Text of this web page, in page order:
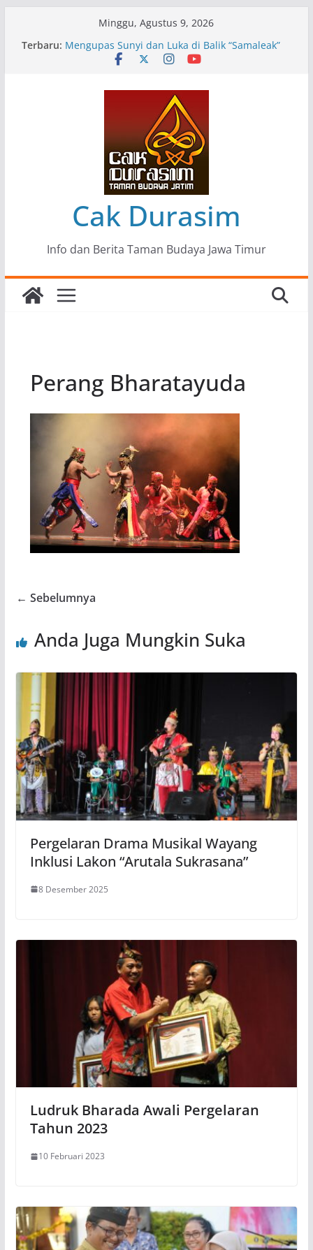
Minggu, Agustus 9, 2026
Terbaru: Pameran Lukisan Komunitas Patria Seni Rupa
Kota Blitar : Ketika “Bergerak” Menjadi Mantra
Mengupas Sunyi dan Luka di Balik “Samaleak”
Menjaga Marwah Seni dan Budaya: Catatan
Kunjungan Kerja Ir. Bambang Haryo Soekartono
(BHS) Anggota DPR RI ke Taman Budaya Jawa
Pameran Tunggal 35 Karya Agus Koecink
“Tumbang Tambang”, Ungkapan Kritis Tentang
Derita Pekerja Pertambangan
Cak Durasim
Info dan Berita Taman Budaya Jawa Timur
Perang Bharatayuda
← Sebelumnya
Anda Juga Mungkin Suka
Pergelaran Drama Musikal Wayang
Inklusi Lakon “Arutala Sukrasana”
8 Desember 2025
Ludruk Bharada Awali Pergelaran
Tahun 2023
10 Februari 2023